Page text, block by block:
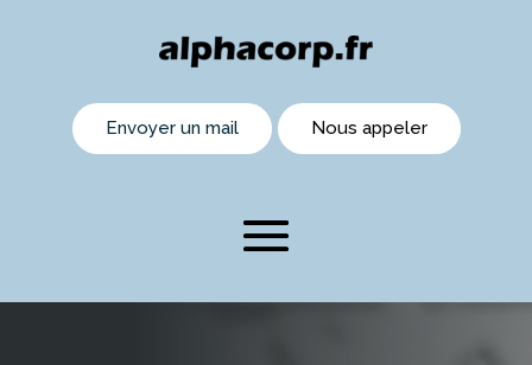
Envoyer un mail Nous appeler